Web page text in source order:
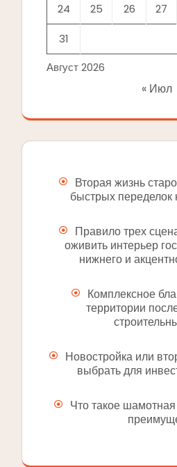
Август 2026
24 25 26 27
31
« Июл
Вторая жизнь
быстрых переделок
Правило трех
оживить интерьер
нижнего и
Комплексное
территории
Новостройка или
выбрать для
Что такое